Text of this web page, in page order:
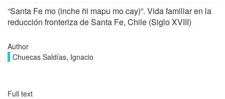
“Santa Fe mo (inche ñi mapu mo cay)”. Vida familiar en la
reducción fronteriza de Santa Fe, Chile (Siglo XVIII)
Author
Chuecas Saldías, Ignacio
Full text